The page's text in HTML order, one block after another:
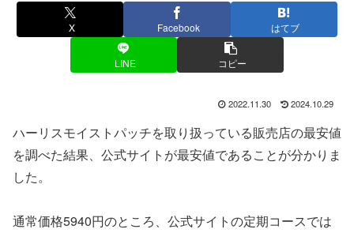
X Facebook はてブ
LINE コピー
2022.11.30 2024.10.29
ハーリスモイストパッチを取り扱っている販売店の最安値
を調べた結果、公式サイトが最安値であることが分かりま
した。
通常価格5940円のところ、公式サイトの定期コースでは